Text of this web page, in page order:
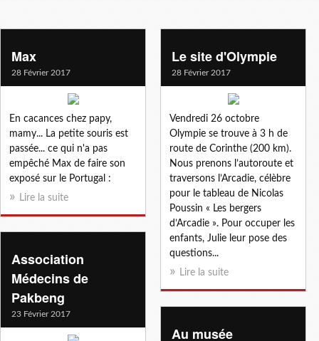
Max
28 Février 2017
En cacances chez papy,
mamy... La petite souris est
passée... ce qui n'a pas
empêché Max de faire son
exposé sur le Portugal :
Lire la suite
Le site d'Olympie
28 Février 2017
Vendredi 26 octobre
Olympie se trouve à 3 h de
route de Corinthe (200 km).
Nous prenons l’autoroute et
traversons l’Arcadie, célèbre
pour le tableau de Nicolas
Poussin « Les bergers
d’Arcadie ». Pour occuper les
enfants, Julie leur pose des
questions...
Lire la suite
Association
Médecins de
Pakbeng
23 Février 2017
Au musée